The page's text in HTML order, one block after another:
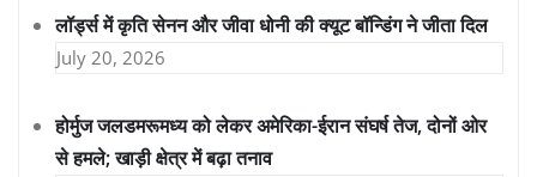
लॉर्ड्स में कृति सेनन और जीवा धोनी की क्यूट बॉन्डिंग ने जीता दिल
July 20, 2026
होर्मुज जलडमरूमध्य को लेकर अमेरिका-ईरान संघर्ष तेज, दोनों ओर
से हमले; खाड़ी क्षेत्र में बढ़ा तनाव